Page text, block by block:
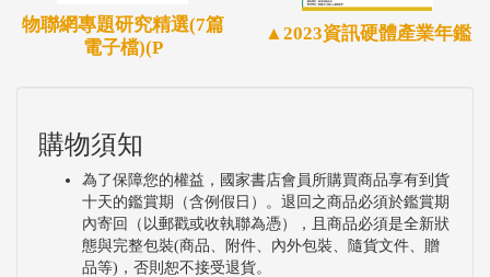
批發業部份，日本大廠如NEC、NTT等業者都已投
入，針對倉儲管理、需求預測等應用發展解決方案，
源，分別與主要系統整合、新創業者合作，將AI應用
於降低成本、提升產品／服務品質與提升生產力等面
向上，發展出與電子商務具差異化之競爭力。
金融業部分，導入AI之速度相對較快，無論是銀行、
物聯網專題研究精選(7篇
電子檔)(P
▲2023資訊硬體產業年鑑
購物須知
為了保障您的權益，國家書店會員所購買商品享有到貨
十天的鑑賞期（含例假日）。退回之商品必須於鑑賞期
內寄回（以郵戳或收執聯為憑），且商品必須是全新狀
態與完整包裝(商品、附件、內外包裝、隨貨文件、贈
品等)，否則恕不接受退貨。